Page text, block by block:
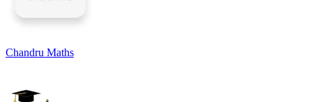
Chandru Maths